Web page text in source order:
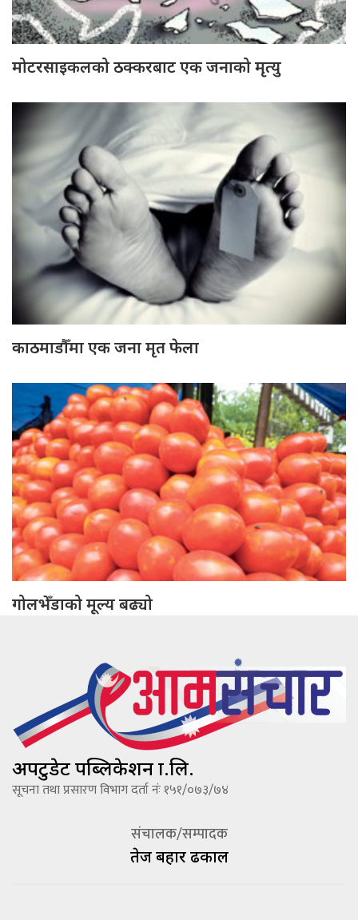
मोटरसाइकलको ठक्करबाट एक जनाको मृत्यु
काठमाडौँमा एक जना मृत फेला
गोलभेँडाको मूल्य बढ्यो
अपटुडेट पब्लिकेशन प्रा.लि.
सूचना तथा प्रसारण विभाग दर्ता नंः १५१/०७३/७४
संचालक/सम्पादक
तेज बहादूर ढकाल